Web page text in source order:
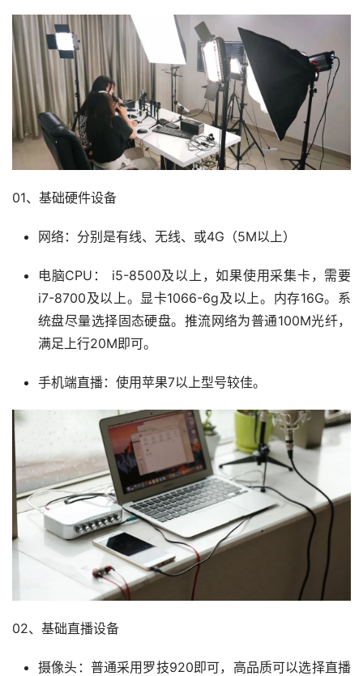
01、基础硬件设备
网络：分别是有线、无线、或4G（5M以上）
电脑CPU： i5-8500及以上，如果使用采集卡，需要
i7-8700及以上。显卡1066-6g及以上。内存16G。系
统盘尽量选择固态硬盘。推流网络为普通100M光纤，
满足上行20M即可。
手机端直播：使用苹果7以上型号较佳。
02、基础直播设备
摄像头：普通采用罗技920即可，高品质可以选择直播